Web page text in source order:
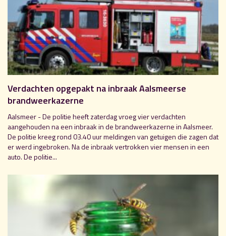
Verdachten opgepakt na inbraak Aalsmeerse
brandweerkazerne
Aalsmeer - De politie heeft zaterdag vroeg vier verdachten
aangehouden na een inbraak in de brandweerkazerne in Aalsmeer.
De politie kreeg rond 03.40 uur meldingen van getuigen die zagen dat
er werd ingebroken. Na de inbraak vertrokken vier mensen in een
auto. De politie...